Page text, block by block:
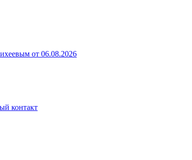
от 06.08.2026
контакт